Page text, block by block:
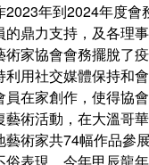
年到2024年度會
鼎力支持，及各理
家協會會務擺脫了
利用社交媒體保持和
在家創作，使得協會
術活動，在大溫哥
藝術家共74幅作品參